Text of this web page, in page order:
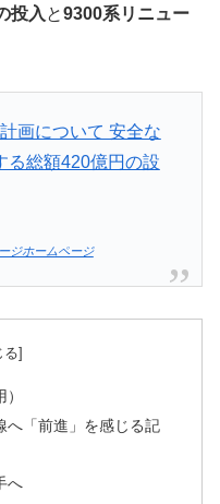
投入 と9300系リニュー
画について 安全な
る総額420億円の設
ジホームページ
へ「前進」を感じる記
へ